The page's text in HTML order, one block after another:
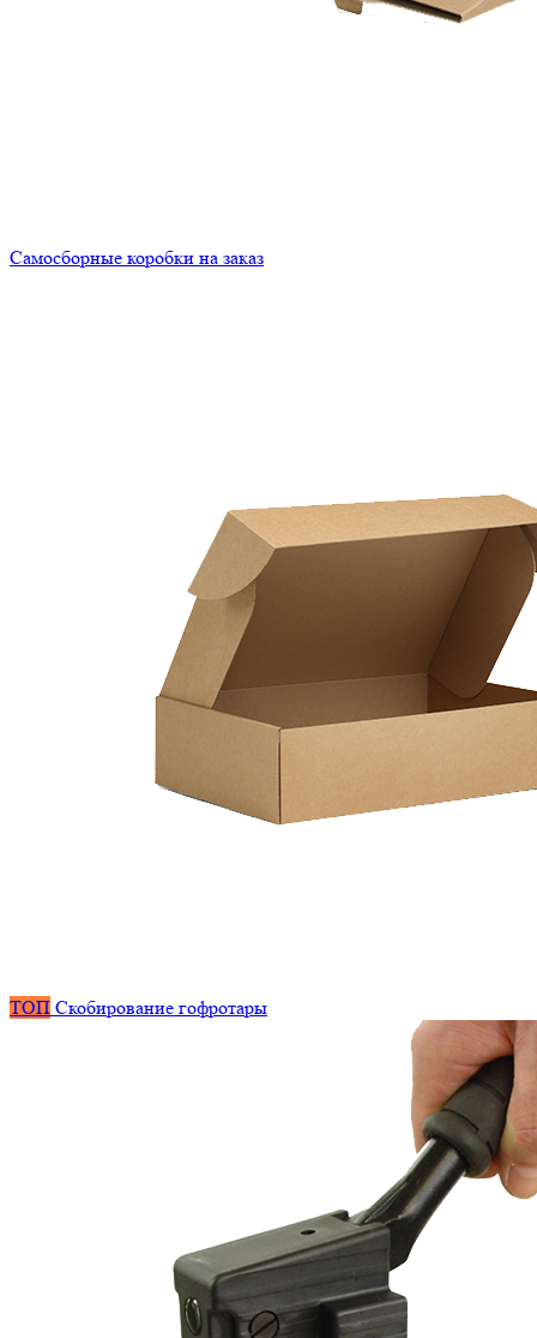
Самосборные коробки на заказ
ТОП Скобирование гофротары